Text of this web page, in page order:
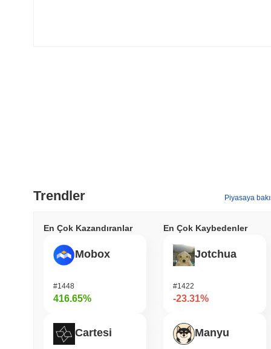
Trendler Piyasaya
En Çok Kazandıranlar
Mobox
#1448
416.65%
Cartesi
En Çok Kaybedenler
Jotchua
#1422
-23.31%
Manyu